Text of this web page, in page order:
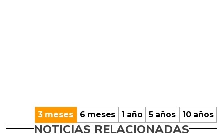
3 meses 6 meses 1 año 5 años 10 años
NOTICIAS RELACIONADAS